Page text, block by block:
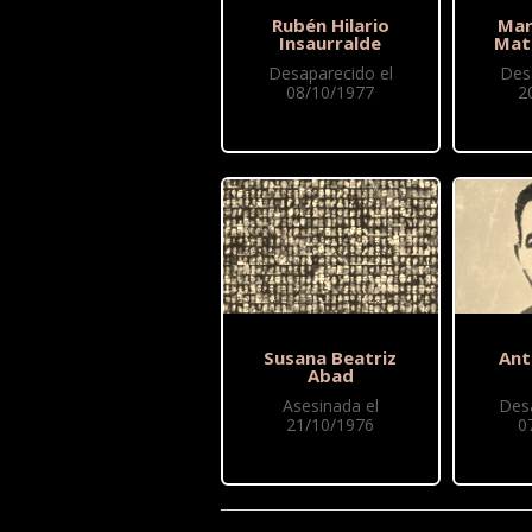
Rubén Hilario
Insaurralde
Desaparecido el
08/10/1977
Susana Beatriz
Abad
Asesinada el
21/10/1976